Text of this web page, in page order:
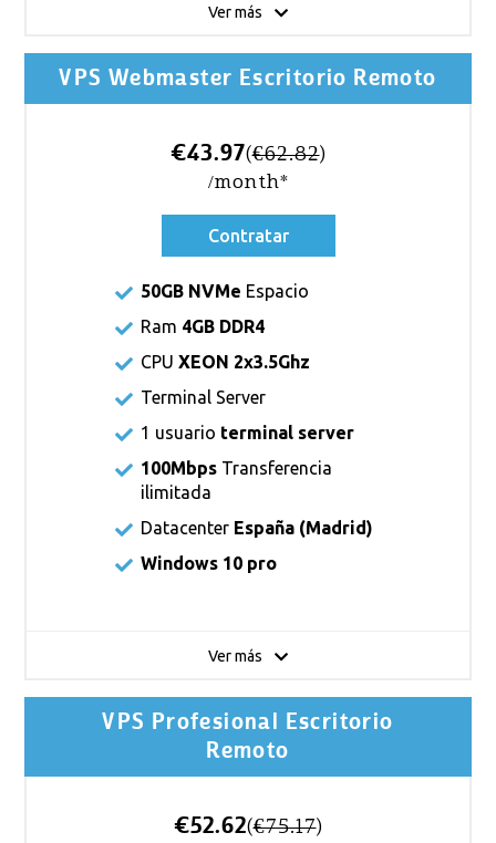
Ver más
VPS Webmaster Escritorio Remoto
€43.97(€62.82)
/month*
Contratar
50GB NVMe Espacio
Ram 4GB DDR4
CPU XEON 2x3.5Ghz
Terminal Server
1 usuario terminal server
100Mbps Transferencia
ilimitada
Datacenter España (Madrid)
Windows 10 pro
Ver más
VPS Profesional Escritorio
Remoto
€52.62(€75.17)